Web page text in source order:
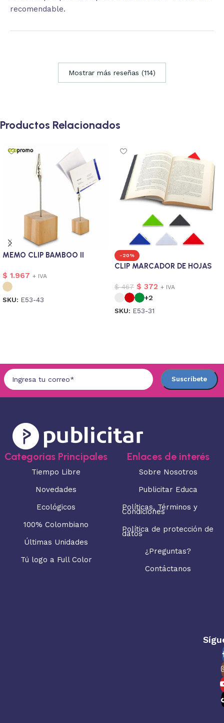
recomendable.
Mostrar más reseñas (114)
Productos Relacionados
MEMO CLIP BAMBOO II
$ 1.967 + IVA
SKU: E53-43
-20%
CLIP MARCADOR DE HOJAS
$467 $ 372 + IVA
+2
SKU: E53-31
Categorias Principales
Tiempo Libre
Novedades
Ecológicos
100% Colombiano
Últimas Unidades
Tú logo a Full Color
Enlaces de interés
Sobre Nosotros
Publicitar Educa
Políticas, Términos y
Condiciones
Política de protección de
datos
¿Preguntas?
Contáctanos